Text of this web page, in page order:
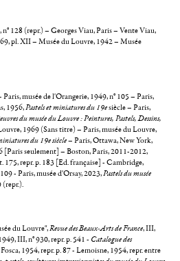
128 (repr.) – Georges Viau, Paris – Vente Viau,
pl. XII – Musée du Louvre, 1942 – Musée
musée de l'Orangerie, 1949, n° 105 – Paris,
1956,Pastels et miniatures du 19esiècle – Paris,
du musée du Louvre : Peintures, Pastels, Dessins,
1969 (Sans titre) – Paris, musée du Louvre,
du 19e siècle– Paris, Ottawa, New York,
[Paris seulement] – Boston, Paris, 2011-2012,
175, repr. p. 183 [Ed. française] - Cambridge,
- Paris, musée d'Orsay, 2023,Pastels du musée
(repr.).
du Louvre",Revue des Beaux-Arts de France, III,
III, n° 930, repr. p. 541 - Catalogue des
1954, repr. p. 87 - Lemoisne, 1954, repr. entre